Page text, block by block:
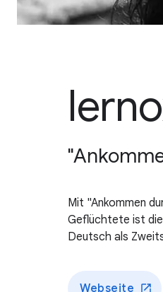
Mit "Ankommen
Geflüchtete ist
Deutsch als
Webseite